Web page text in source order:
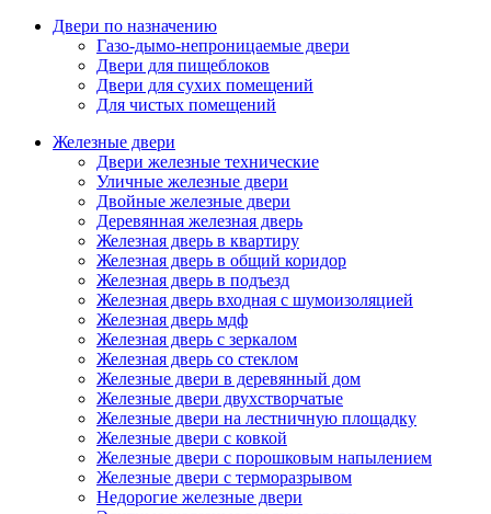
Двери по назначению
Газо-дымо-непроницаемые двери
Двери для пищеблоков
Двери для сухих помещений
Для чистых помещений
Железные двери
Двери железные технические
Уличные железные двери
Двойные железные двери
Деревянная железная дверь
Железная дверь в квартиру
Железная дверь в общий коридор
Железная дверь в подъезд
Железная дверь входная с шумоизоляцией
Железная дверь мдф
Железная дверь с зеркалом
Железная дверь со стеклом
Железные двери в деревянный дом
Железные двери двухстворчатые
Железные двери на лестничную площадку
Железные двери с ковкой
Железные двери с порошковым напылением
Железные двери с терморазрывом
Недорогие железные двери